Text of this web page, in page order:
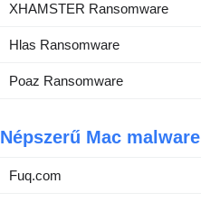
XHAMSTER Ransomware
Hlas Ransomware
Poaz Ransomware
Népszerű Mac malware
Fuq.com